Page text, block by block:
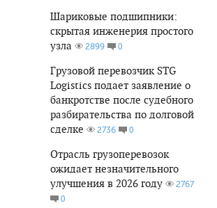
Шариковые подшипники:
скрытая инженерия простого
узла
2899 0
Грузовой перевозчик STG
Logistics подает заявление о
банкротстве после судебного
разбирательства по долговой
сделке
2736 0
Отрасль грузоперевозок
ожидает незначительного
улучшения в 2026 году
2767
0